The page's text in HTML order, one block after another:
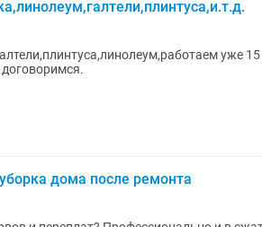
уже 15
договоримся.
дома после ремонта